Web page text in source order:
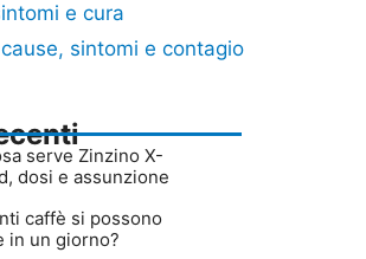
e cura
sintomi e contagio
serve Zinzino X-
dosi e assunzione
caffè si possono
in un giorno?